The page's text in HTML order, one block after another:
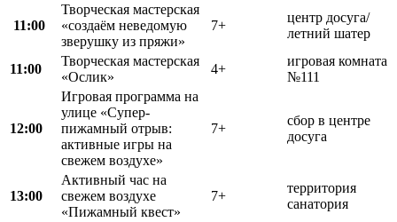
11:00
Творческая мастерская
«создаём неведомую
зверушку из пряжи»
7+
центр досуга/
летний шатер
11:00
Творческая мастерская
«Ослик»
4+
игровая комната
№111
12:00
Игровая программа на
улице «Супер-
пижамный отрыв:
активные игры на
свежем воздухе»
7+
сбор в центре
досуга
13:00
Активный час на
свежем воздухе
«Пижамный квест»
7+
территория
санатория